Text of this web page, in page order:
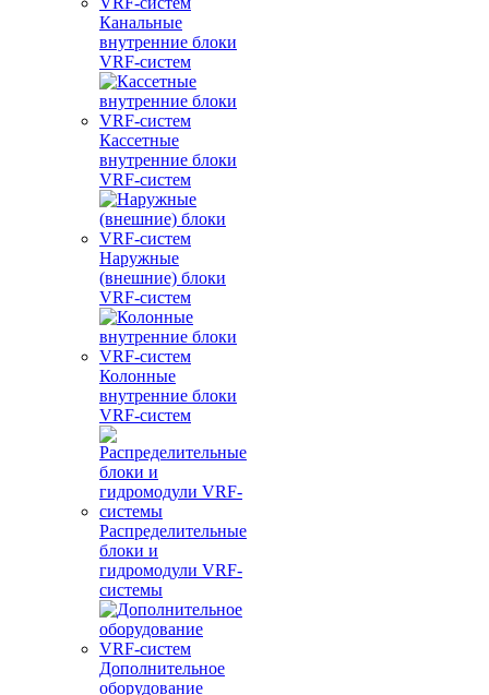
Канальные
внутренние блоки
VRF-систем
Кассетные
внутренние блоки
VRF-систем
Наружные
(внешние) блоки
VRF-систем
Колонные
внутренние блоки
VRF-систем
Распределительные
блоки и
гидромодули VRF-
системы
Дополнительное
оборудование